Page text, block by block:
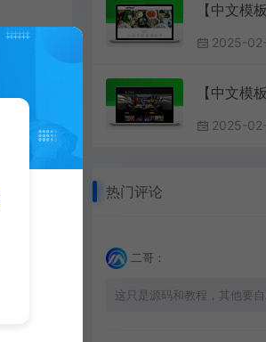
2025-
2025-
热门评论
二哥：
这只是源码和教程，其他要